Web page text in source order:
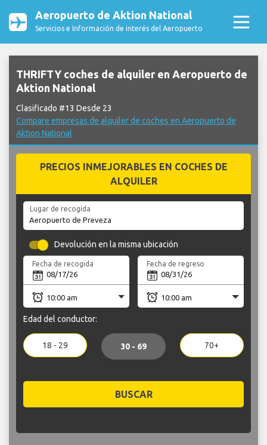
Aeropuerto de Aktion National
Servicios e Información de interés del Aeropuerto
THRIFTY coches de alquiler en Aeropuerto de
Aktion National
Clasificado #13 Desde 23
Compare empresas de alquiler de coches en Aeropuerto de
Aktion National
PRECIOS INMEJORABLES EN COCHES DE
ALQUILER
Lugar de recogida
Devolución en la misma ubicación
Fecha de recogida Fecha de regreso
Edad del conductor:
18 - 29 30 - 69 70+
BUSCAR